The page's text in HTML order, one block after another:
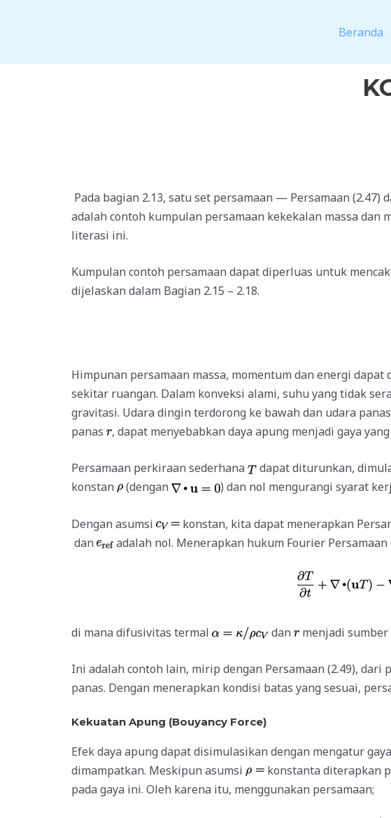
Beranda
Pada bagian 2.13, satu set persamaan — Persamaan
adalah contoh kumpulan persamaan kekekalan massa dan
literasi ini.
Kumpulan contoh persamaan dapat diperluas untuk
dijelaskan dalam Bagian 2.15 – 2.18.
Himpunan persamaan massa, momentum dan energi
sekitar ruangan. Dalam konveksi alami, suhu yang tidak
gravitasi. Udara dingin terdorong ke bawah dan udara
panas
, dapat menyebabkan daya apung menjadi gaya
Persamaan perkiraan sederhana
dapat diturunkan,
konstan
(dengan ) dan nol mengurangi syarat
Dengan asumsi konstan, kita dapat menerapkan
dan
adalah nol. Menerapkan hukum Fourier Persamaan
di mana difusivitas termal dan menjadi sumber
Ini adalah contoh lain, mirip dengan Persamaan (2.49),
panas. Dengan menerapkan kondisi batas yang sesuai,
Kekuatan Apung (Bouyancy Force)
Efek daya apung dapat disimulasikan dengan mengatur
dimampatkan. Meskipun asumsi
konstanta diterapkan
pada gaya ini. Oleh karena itu, menggunakan persamaan;